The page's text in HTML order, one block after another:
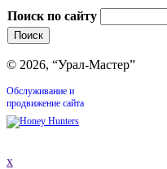
Поиск по сайту
© 2026, “Урал-Мастер”
Обслуживание и
продвижение сайта
x